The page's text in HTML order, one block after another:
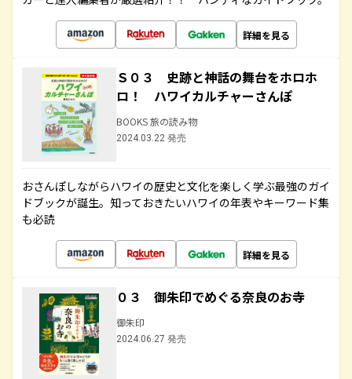
詳細を見る
Ｓ０３ 史跡と神話の舞台をホロホ
ロ！ ハワイカルチャーさんぽ
BOOKS 旅の読み物
2024.03.22 発売
おさんぽしながらハワイの歴史と文化を楽しく学ぶ最強のガイ
ドブックが誕生。知っておきたいハワイの年表やキーワード集
も必読
詳細を見る
０３ 御朱印でめぐる奈良のお寺
御朱印
2024.06.27 発売